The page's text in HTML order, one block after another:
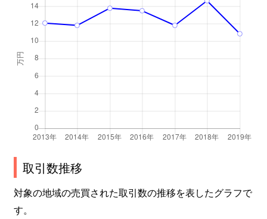
取引数推移
対象の地域の売買された取引数の推移を表したグラフで
す。